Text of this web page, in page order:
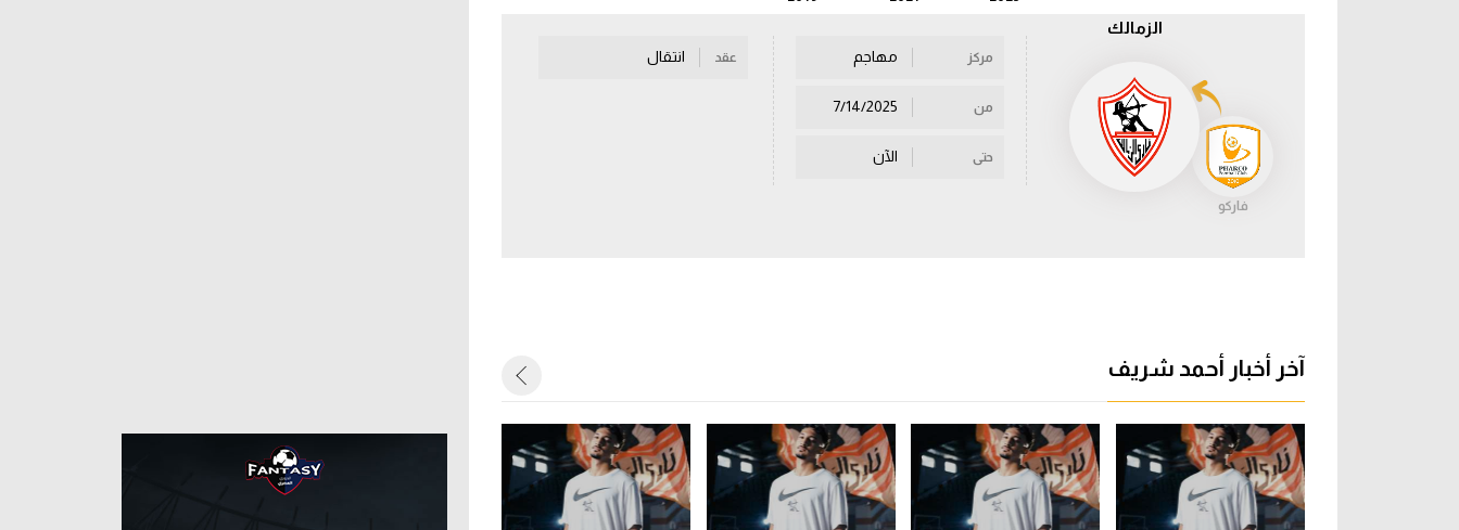
الزمالك
فاركو
مركز مهاجم
من
حتى الآن
عقد انتقال
آخر أخبار أحمد شريف